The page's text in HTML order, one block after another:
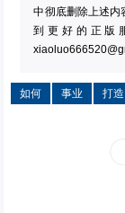
中彻底删除上述内
到更好的正版
如何 事业 打造